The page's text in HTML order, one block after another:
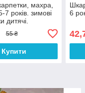
махра,
7 років. зимові
дитячі.
55 ₴
Купити
6